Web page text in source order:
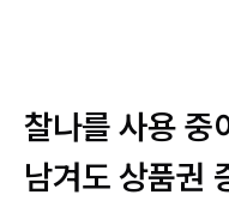
찰나를 사용 중
남겨도 상품권